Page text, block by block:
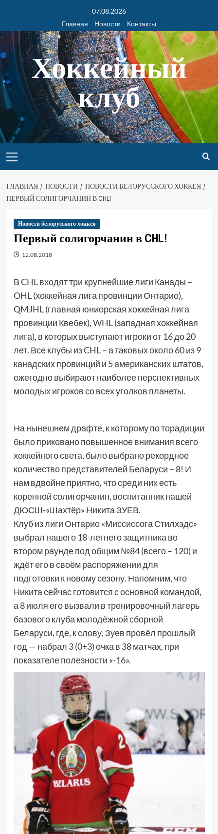
07.08.2026
Главная
Новости Контакты
Хоккейный
клуб
ГЛАВНАЯ НОВОСТИ
НОВОСТИ БЕЛОРУССКОГО ХОККЕЯ
ПЕРВЫЙ СОЛИГОРЧАНИН В CHL!
Новости белорусского хоккея
Первый солигорчанин в CHL!
12.08.2018
В CHL входят три крупнейшие лиги Канады –
OHL (хоккейная лига провинции Онтарио),
QMJHL (главная юниорская хоккейная лига
провинции Квебек), WHL (западная хоккейная
лига), в которых выступают игроки от 16 до 20
лет. Все клубы из CHL – а таковых около 60 из 9
канадских провинций и 5 американских штатов,
ежегодно выбирают наиболее перспективных
молодых игроков со всех уголков планеты.
На нынешнем драфте, к которому по торадиции
было приковано повышенное внимания всего
хоккейного света, было выбрано рекордное
количество представителей Беларуси – 8! И
нам вдвойне приятно, что среди них есть
коренной солигорчанин, воспитанник нашей
ДЮСШ-«Шахтёр» Никита ЗУЕВ.
Клуб из лиги Онтарио «Миссиссога Стилхэдс»
выбрал нашего 18-летнего защитника во
втором раунде под общим №84 (всего – 120) и
ждёт его в своём распоряжении для
подготовки к новому сезону. Напомним, что
Никита сейчас готовится с основной командой,
а 8 июля его вызвали в тренировочный лагерь
базового клуба молодёжной сборной
Беларуси, где, к слову, Зуев провёл прошлый
год — набрал 3 (0+3) очка в 38 матчах, при
показателе полезности «-16».